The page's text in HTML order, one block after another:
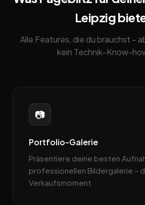
Leipzig
Alle Features, die du brauchst –
kein Technik-Know-
📷
Portfolio-Galerie
Präsentiere deine besten
professionellen Bildergalerie –
Verkaufsmoment.